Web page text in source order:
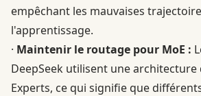
empêchant les mauvaises
l'apprentissage.
· Maintenir le routage pour MoE :
DeepSeek utilisent une
Experts, ce qui signifie que